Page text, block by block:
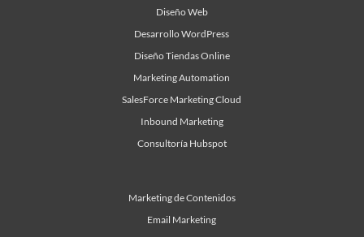
Diseño Web
Desarrollo WordPress
Diseño Tiendas Online
Marketing Automation
SalesForce Marketing Cloud
Inbound Marketing
Consultoría Hubspot
Marketing de Contenidos
Email Marketing